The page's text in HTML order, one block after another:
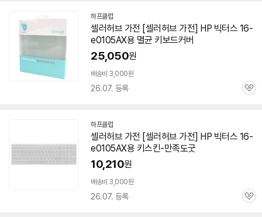
하프클럽
셀러허브 가전 [셀러허브 가전] HP 빅터스 16-
e0105AX용 멸균 키보드커버
25,050원
배송비 3,000원
26.07. 등록
관
하프클럽
셀러허브 가전 [셀러허브 가전] HP 빅터스 16-
e0105AX용 키스킨-만족도굿
10,210원
배송비 3,000원
26.07. 등록
관